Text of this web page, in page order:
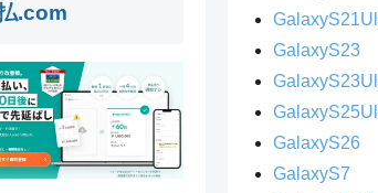
GalaxyS23
GalaxyS26
GalaxyS7
.com